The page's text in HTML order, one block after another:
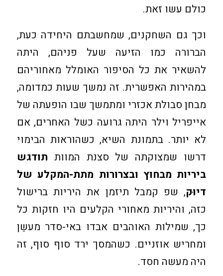
כולם עשו זאת.
וכך גם השחקנים, שמחשבתם היחידה כעת,
הברורה כמו הזיעה שעל פניהם, היתה
להשאיר את כל הסיפור האומלל מאחוריהם
במהירות האפשרית. זה נמשך שעות כמדומה,
מבחן סבולת אכזרי ומתמשך שבו הופעתה של
אייפריל וילר היתה גרועה כשל האחרים, אם
לא יותר. בתמונת השיא, כשהוראות הבימוי
דרשו שמצוקתה של סצנת המוות תודגש
ביריות מבחוץ ובצרורות מתת-המקלע של
דיוּק, שפ קמבל תיזמן את היריות ברישול
כזה, והיריות מאחורי הקלעים היו חזקות כל
כך, שמילות האוהבים אבדו באי-סדר מעשֵן
ומחריש אוזניים. כשהמסך ירד סוף סוף, זה
היה מעשה חסד.